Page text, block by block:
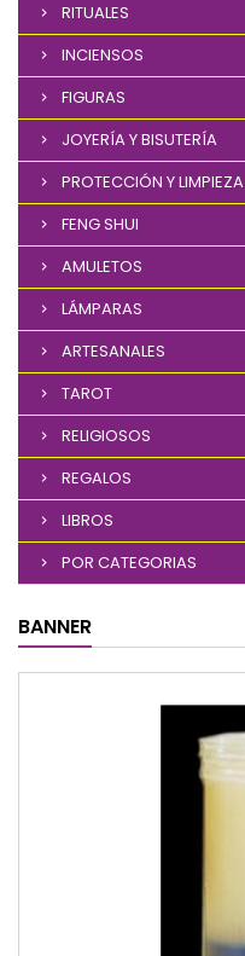
RITUALES
INCIENSOS
FIGURAS
JOYERÍA Y BISUTERÍA
PROTECCIÓN Y LIMPIEZA
FENG SHUI
AMULETOS
LÁMPARAS
ARTESANALES
TAROT
RELIGIOSOS
REGALOS
LIBROS
POR CATEGORIAS
BANNER